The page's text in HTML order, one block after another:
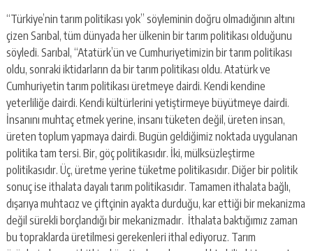
“Türkiye’nin tarım politikası yok” söyleminin doğru olmadığının altını
çizen Sarıbal, tüm dünyada her ülkenin bir tarım politikası olduğunu
söyledi. Sarıbal, “Atatürk’ün ve Cumhuriyetimizin bir tarım politikası
oldu, sonraki iktidarların da bir tarım politikası oldu. Atatürk ve
Cumhuriyetin tarım politikası üretmeye dairdi. Kendi kendine
yeterliliğe dairdi. Kendi kültürlerini yetiştirmeye büyütmeye dairdi.
İnsanını muhtaç etmek yerine, insanı tüketen değil, üreten insan,
üreten toplum yapmaya dairdi. Bugün geldiğimiz noktada uygulanan
politika tam tersi. Bir, göç politikasıdır. İki, mülksüzleştirme
politikasıdır. Üç, üretme yerine tüketme politikasıdır. Diğer bir politik
sonuç ise ithalata dayalı tarım politikasıdır. Tamamen ithalata bağlı,
dışarıya muhtacız ve çiftçinin ayakta durduğu, kar ettiği bir mekanizma
değil sürekli borçlandığı bir mekanizmadır. İthalata baktığımız zaman
bu topraklarda üretilmesi gerekenleri ithal ediyoruz. Tarım